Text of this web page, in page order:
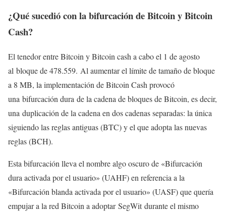
¿Qué sucedió con la bifurcación de Bitcoin y Bitcoin
Cash?
El tenedor entre Bitcoin y Bitcoin cash a cabo el 1 de agosto
al bloque de 478.559. Al aumentar el límite de tamaño de bloque
a 8 MB, la implementación de Bitcoin Cash provocó
una bifurcación dura de la cadena de bloques de Bitcoin, es decir,
una duplicación de la cadena en dos cadenas separadas: la única
siguiendo las reglas antiguas (BTC) y el que adopta las nuevas
reglas (BCH).
Esta bifurcación lleva el nombre algo oscuro de «Bifurcación
dura activada por el usuario» (UAHF) en referencia a la
«Bifurcación blanda activada por el usuario» (UASF) que quería
empujar a la red Bitcoin a adoptar SegWit durante el mismo